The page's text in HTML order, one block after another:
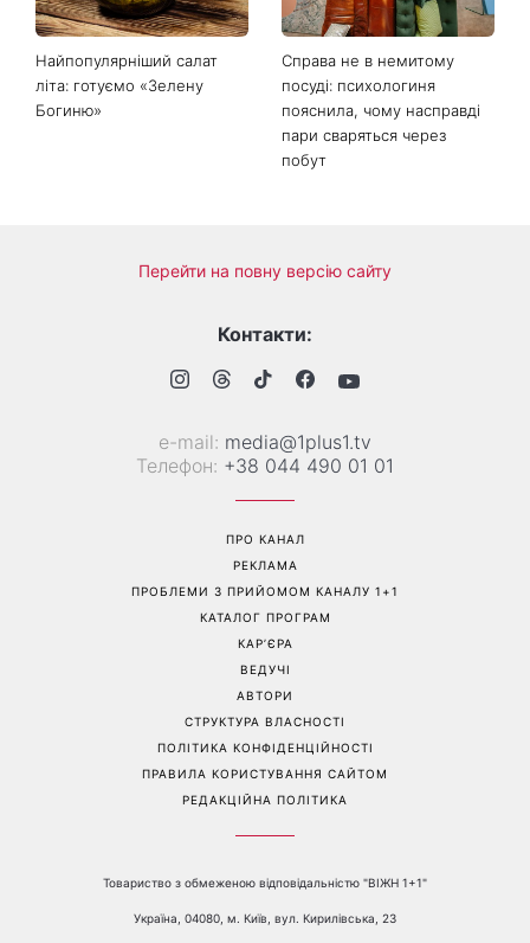
зробити добру справу
літа: готуємо «Зелену
посуді: психологиня
пояснила, чому насправді
пари сваряться через
побут